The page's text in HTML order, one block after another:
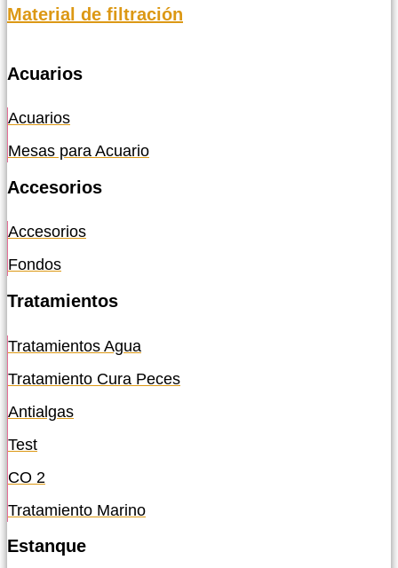
Material de filtración
Acuarios
Acuarios
Mesas para Acuario
Accesorios
Accesorios
Fondos
Tratamientos
Tratamientos Agua
Tratamiento Cura Peces
Antialgas
Test
CO 2
Tratamiento Marino
Estanque